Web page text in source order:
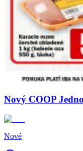
Nový COOP
Nové